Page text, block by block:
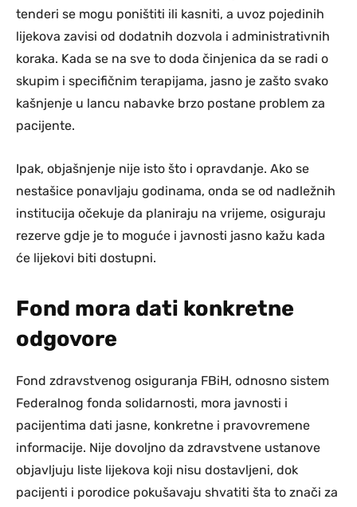
tenderi se mogu poništiti ili kasniti, a uvoz pojedinih
lijekova zavisi od dodatnih dozvola i administrativnih
koraka. Kada se na sve to doda činjenica da se radi o
skupim i specifičnim terapijama, jasno je zašto svako
kašnjenje u lancu nabavke brzo postane problem za
pacijente.
Ipak, objašnjenje nije isto što i opravdanje. Ako se
nestašice ponavljaju godinama, onda se od nadležnih
institucija očekuje da planiraju na vrijeme, osiguraju
rezerve gdje je to moguće i javnosti jasno kažu kada
će lijekovi biti dostupni.
Fond mora dati konkretne
odgovore
Fond zdravstvenog osiguranja FBiH, odnosno sistem
Federalnog fonda solidarnosti, mora javnosti i
pacijentima dati jasne, konkretne i pravovremene
informacije. Nije dovoljno da zdravstvene ustanove
objavljuju liste lijekova koji nisu dostavljeni, dok
pacijenti i porodice pokušavaju shvatiti šta to znači za